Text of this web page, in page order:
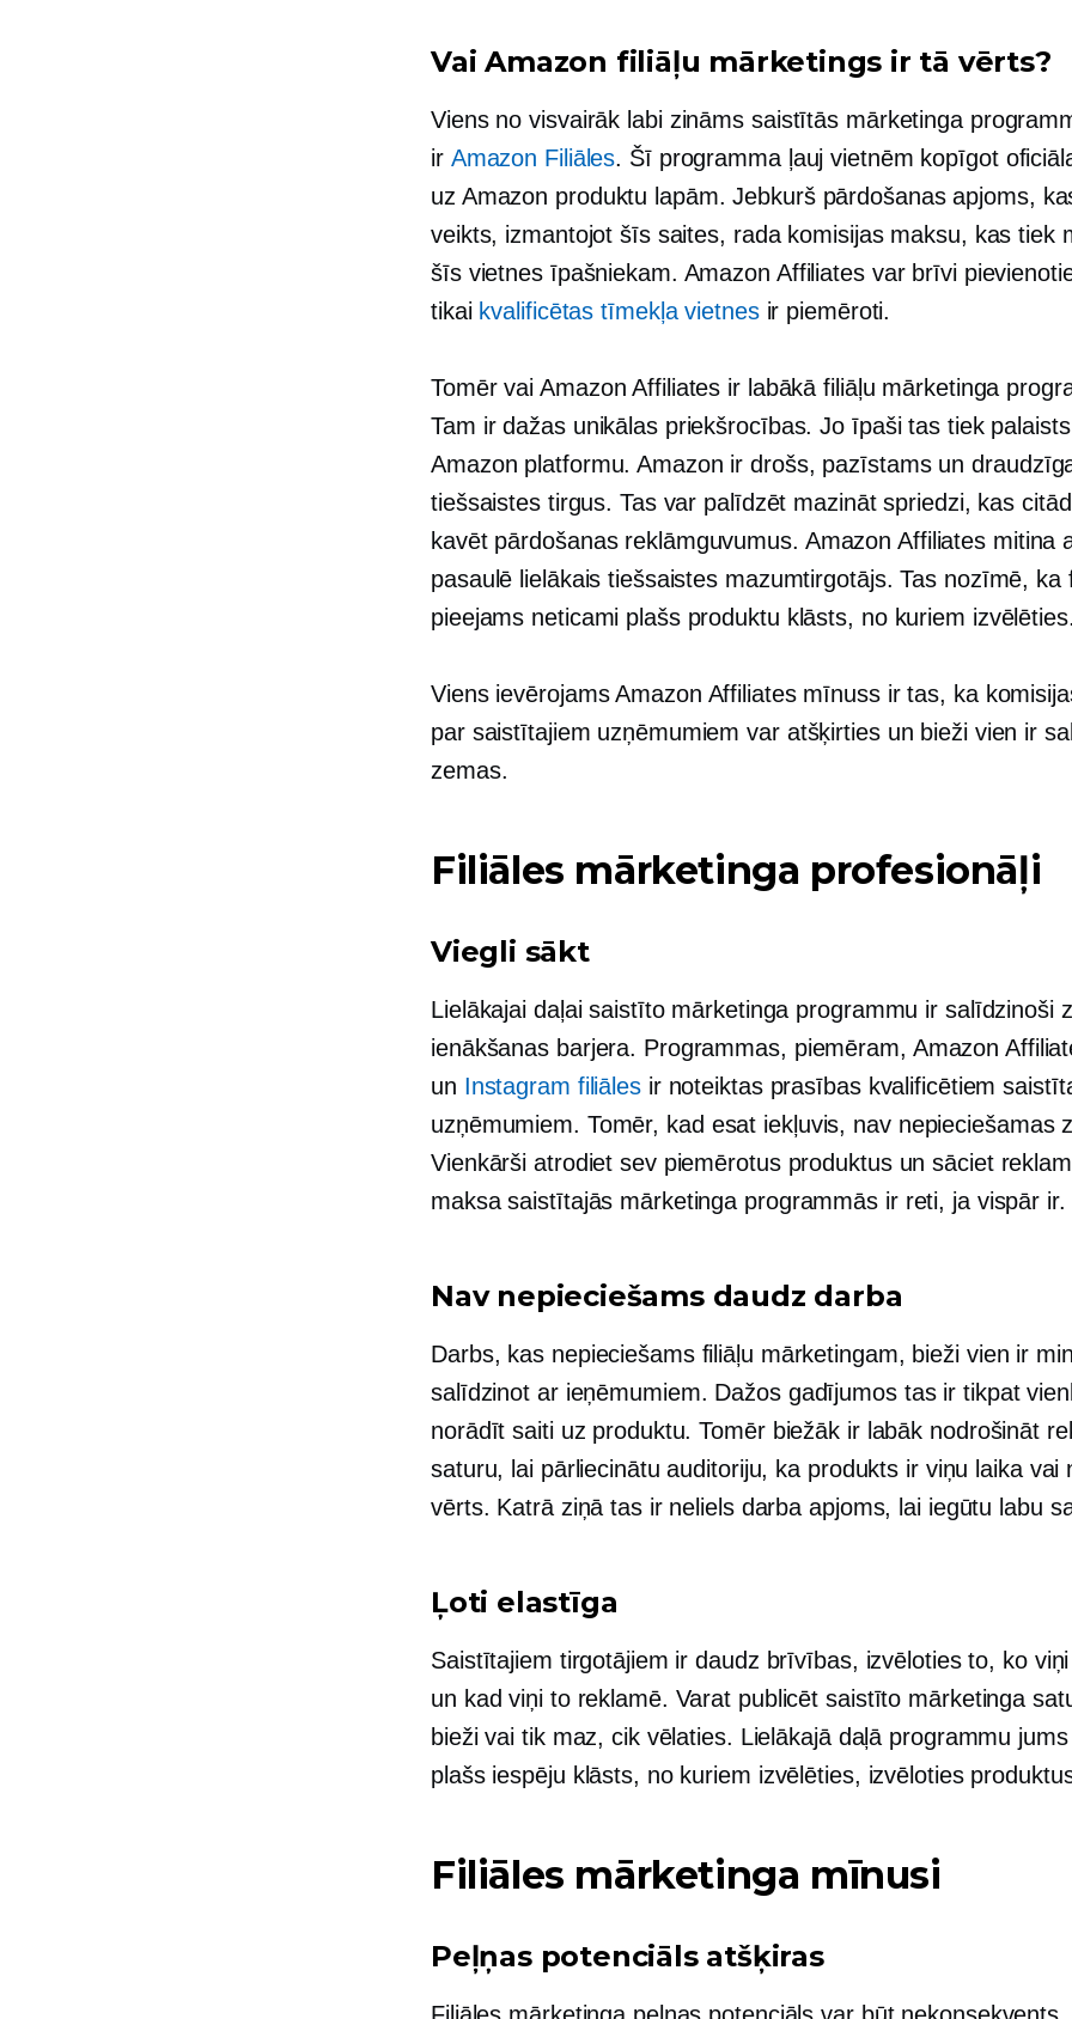
Vai Amazon filiāļu mārketings ir tā vērts?
Viens no visvairāk labi zināms saistītās mārketinga
ir Amazon Filiāles. Šī programma ļauj vietnēm kopīgot
uz Amazon produktu lapām. Jebkurš pārdošanas apjoms,
veikts, izmantojot šīs saites, rada komisijas maksu, kas tiek
šīs vietnes īpašniekam. Amazon Affiliates var brīvi
tikai kvalificētas tīmekļa vietnesir piemēroti.
Tomēr vai Amazon Affiliates ir labākā filiāļu mārketinga
Tam ir dažas unikālas priekšrocības. Jo īpaši tas tiek
Amazon platformu. Amazon ir drošs, pazīstams un
tiešsaistes tirgus. Tas var palīdzēt mazināt spriedzi, kas
kavēt pārdošanas reklāmguvumus. Amazon Affiliates mitina
pasaulē lielākais tiešsaistes mazumtirgotājs. Tas nozīmē, ka
pieejams neticami plašs produktu klāsts, no kuriem izvēlēties.
Viens ievērojams Amazon Affiliates mīnuss ir tas, ka
par saistītajiem uzņēmumiem var atšķirties un bieži vien ir
zemas.
Filiāles mārketinga profesionāļi
Viegli sākt
Lielākajai daļai saistīto mārketinga programmu ir salīdzinoši
ienākšanas barjera. Programmas, piemēram, Amazon
un Instagram filiālesir noteiktas prasības kvalificētiem
uzņēmumiem. Tomēr, kad esat iekļuvis, nav nepieciešamas
Vienkārši atrodiet sev piemērotus produktus un sāciet
maksa saistītajās mārketinga programmās ir reti, ja vispār ir.
Nav nepieciešams daudz darba
Darbs, kas nepieciešams filiāļu mārketingam, bieži vien ir
salīdzinot ar ieņēmumiem. Dažos gadījumos tas ir tikpat
norādīt saiti uz produktu. Tomēr biežāk ir labāk nodrošināt
saturu, lai pārliecinātu auditoriju, ka produkts ir viņu laika vai
vērts. Katrā ziņā tas ir neliels darba apjoms, lai iegūtu labu
Ļoti elastīga
Saistītajiem tirgotājiem ir daudz brīvības, izvēloties to, ko
un kad viņi to reklamē. Varat publicēt saistīto mārketinga
bieži vai tik maz, cik vēlaties. Lielākajā daļā programmu
plašs iespēju klāsts, no kuriem izvēlēties, izvēloties
Filiāles mārketinga mīnusi
Peļņas potenciāls atšķiras